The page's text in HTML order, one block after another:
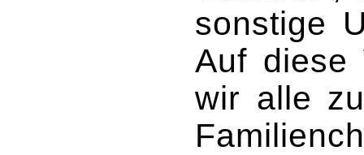
sonstige
Auf diese
wir alle